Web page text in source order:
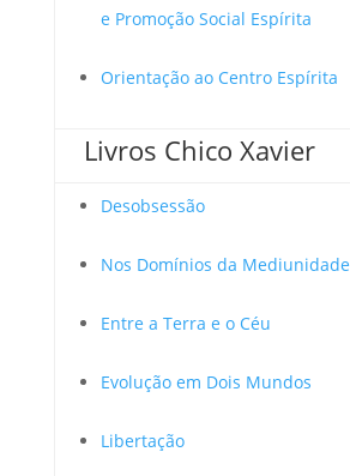
e Promoção Social Espírita
Orientação ao Centro Espírita
Livros Chico Xavier
Desobsessão
Nos Domínios da Mediunidade
Entre a Terra e o Céu
Evolução em Dois Mundos
Libertação